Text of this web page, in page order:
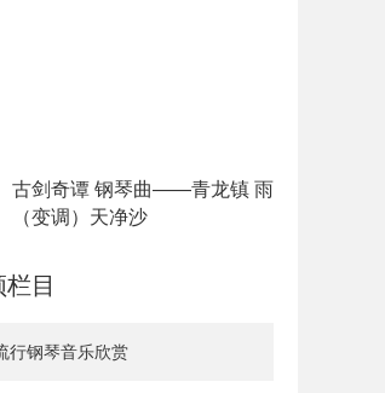
古剑奇谭 钢琴曲——青龙镇 雨
（变调）天净沙
目
行钢琴音乐欣赏